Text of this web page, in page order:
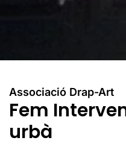
Associació Drap-Art
Fem
urbà